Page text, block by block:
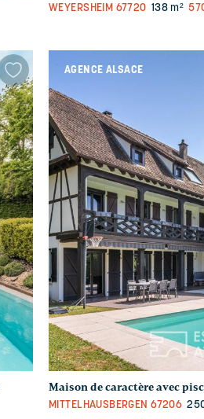
WEYERSHEIM 67720 138 m²
AGENCE ALSACE
Maison de caractère avec
MITTELHAUSBERGEN 67206